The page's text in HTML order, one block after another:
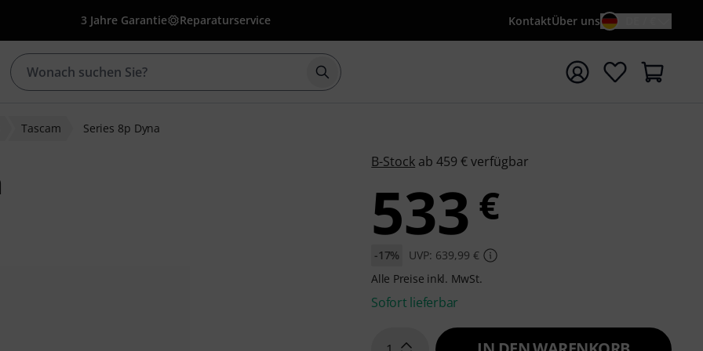
3 Jahre Garantie Reparaturservice KontaktÜber uns
Suche mit Suchwort {searchTerm} starten
Tascam Series 8p Dyna
B-Stock ab 459 € verfügbar
533 €
-17%
UVP: 639,99 €
Alle Preise inkl. MwSt.
Sofort lieferbar